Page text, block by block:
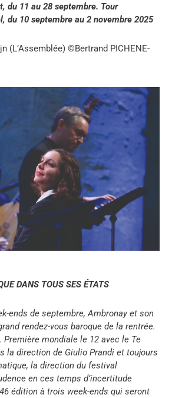
du 11 au 28 septembre. Tour
du 10 septembre au 2 novembre 2025
(L’Assemblée) ©Bertrand PICHENE-
DANS TOUS SES ÉTATS
ends de septembre, Ambronay et son
rendez-vous baroque de la rentrée.
Première mondiale le 12 avec le Te
la direction de Giulio Prandi et toujours
la direction du festival
en ces temps d’incertitude
édition à trois week-ends qui seront